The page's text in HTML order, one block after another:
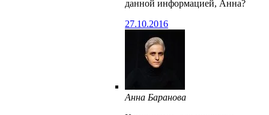
данной информацией, Анна?
27.10.2016
Анна Баранова